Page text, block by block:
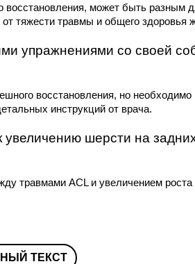
восстановления, может быть разным
тяжести травмы и общего здоровья
упражнениями со своей
восстановления, но необходимо
инструкций от врача.
шерсти на
травмами ACL и увеличением
ТЕКСТ